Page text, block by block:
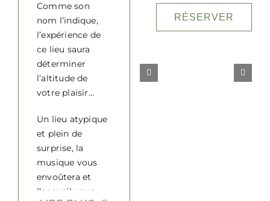
Comme son
nom l’indique,
l’expérience de
ce lieu saura
déterminer
l’altitude de
votre plaisir…
Un lieu atypique
et plein de
surprise, la
musique vous
envoûtera et
l’accueil vous
RÉSERVER